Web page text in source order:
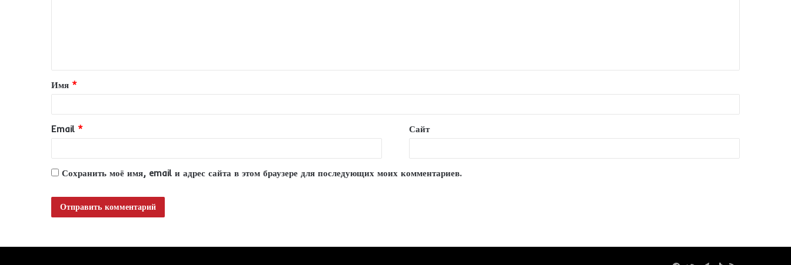
т
а
и
й
*
Имя *
Email * Сайт
Сохранить моё имя, email и адрес сайта в этом браузере для последующих моих комментариев.